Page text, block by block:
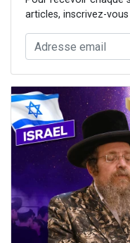
articles, inscrivez-